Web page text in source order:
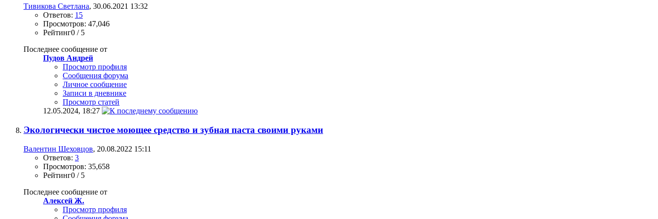
Тивикова Светлана, 30.06.2021 13:32
Ответов: 15
Просмотров: 47,046
Рейтинг0 / 5
Последнее сообщение от
Пудов Андрей
Просмотр профиля
Сообщения форума
Личное сообщение
Записи в дневнике
Просмотр статей
12.05.2024, 18:27
Экологически чистое моющее средство и зубная паста своими руками
Валентин Шеховцов, 20.08.2022 15:11
Ответов: 3
Просмотров: 35,658
Рейтинг0 / 5
Последнее сообщение от
Алексей Ж.
Просмотр профиля